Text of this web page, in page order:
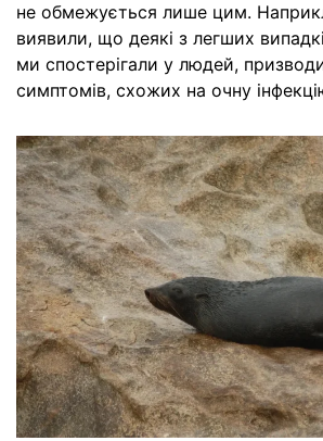
не обмежується лише цим.
виявили, що деякі з легших
ми спостерігали у людей,
симптомів, схожих на очну